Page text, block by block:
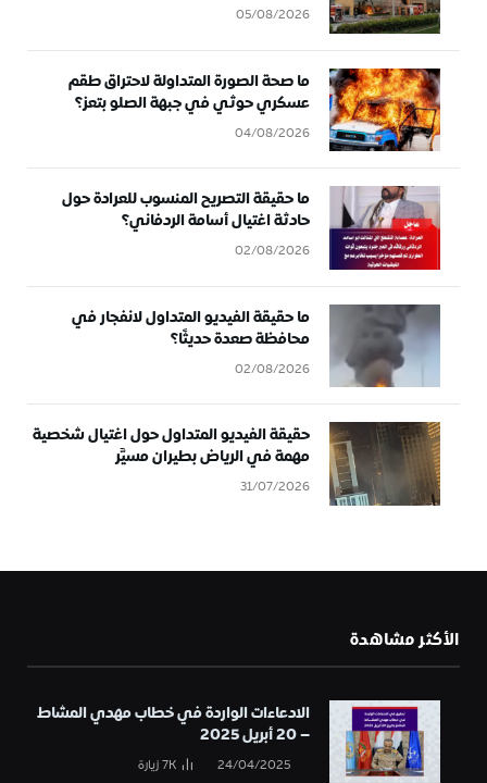
05/08/2026
ما صحة الصورة المتداولة لاحتراق طقم
عسكري حوثي في جبهة الصلو بتعز؟
04/08/2026
ما حقيقة التصريح المنسوب للعرادة حول
حادثة اغتيال أسامة الردفاني؟
02/08/2026
ما حقيقة الفيديو المتداول لانفجار في
محافظة صعدة حديثًا؟
02/08/2026
حقيقة الفيديو المتداول حول اغتيال شخصية
مهمة في الرياض بطيران مسيَّر
31/07/2026
الأكثر مشاهدة
الادعاءات الواردة في خطاب مهدي المشاط
– 20 أبريل 2025
24/04/2025
7Kزيارة